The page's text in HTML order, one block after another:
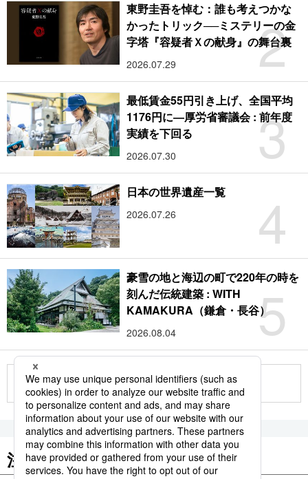
2
東野圭吾を悼む：誰も考えつかな
かったトリック──ミステリーの金
字塔『容疑者Ｘの献身』の舞台裏
2026.07.29
3
最低賃金55円引き上げ、全国平均
1176円に―厚労省審議会 : 前年度
実績を下回る
2026.07.30
4
日本の世界遺産一覧
2026.07.26
5
豪雪の地と海辺の町で220年の時を
刻んだ伝統建築 : WITH
KAMAKURA（鎌倉・長谷）
2026.08.04
もっと見る
注目のキーワード